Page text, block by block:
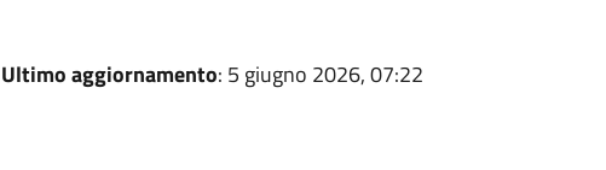
Ultimo aggiornamento: 5 giugno 2026, 07:22